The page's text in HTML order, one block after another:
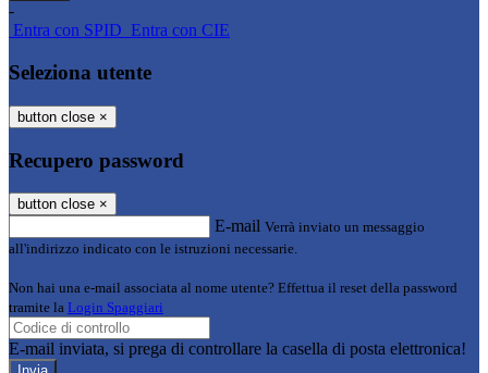
-
Entra con SPID Entra con CIE
Seleziona utente
button close ×
Recupero password
button close ×
E-mail Verrà inviato un messaggio
all'indirizzo indicato con le istruzioni necessarie.
Non hai una e-mail associata al nome utente? Effettua il reset della password
tramite la Login Spaggiari
E-mail inviata, si prega di controllare la casella di posta elettronica!